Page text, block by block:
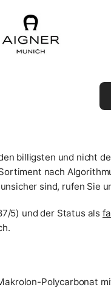
billigsten und nicht
nach
sind, rufen Sie
5) und der Status als
Polycarbonat